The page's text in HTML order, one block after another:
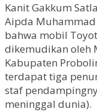
Kanit Gakkum
Aipda
bahwa mobil
dikemudikan oleh
Kabupaten
terdapat tiga
staf
meninggal dunia).